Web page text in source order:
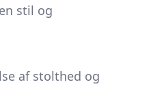
stil og
af stolthed og